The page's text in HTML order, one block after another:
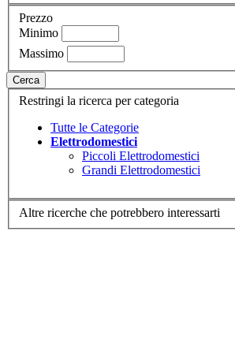
Prezzo
Minimo
Massimo
Cerca
Restringi la ricerca per categoria
Tutte le Categorie
Elettrodomestici
Piccoli Elettrodomestici
Grandi Elettrodomestici
Altre ricerche che potrebbero interessarti